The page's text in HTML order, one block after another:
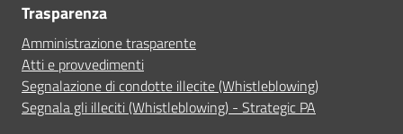
Trasparenza
Amministrazione trasparente
Atti e provvedimenti
Segnalazione di condotte illecite (Whistleblowing)
Segnala gli illeciti (Whistleblowing) - Strategic PA